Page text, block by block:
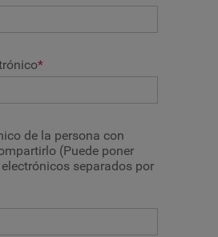
*
de la persona con
(Puede poner
separados por